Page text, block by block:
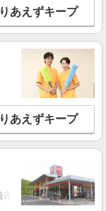
土日・祝日
間以上勤務の場
時給1,200円
2-1 EXPOCITY
細を見る
＋交通費全額支給
します。 ※経験・能
り優遇致します。
2-1 EXPOCITY
あえずキープ
あえずキープ
・太田市・館林市